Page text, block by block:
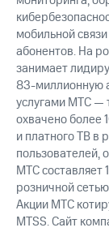
мобильной
абонентов. На
занимает
83-миллионную
услугами МТС —
охвачено более
и платного ТВ в
пользователей,
МТС составляет
розничной
Акции МТС
MTSS. Сайт